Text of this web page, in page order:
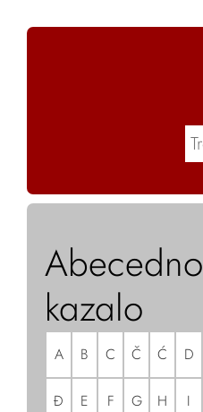
Abecedno
kazalo
A B C Č Ć D
Đ E F G H I